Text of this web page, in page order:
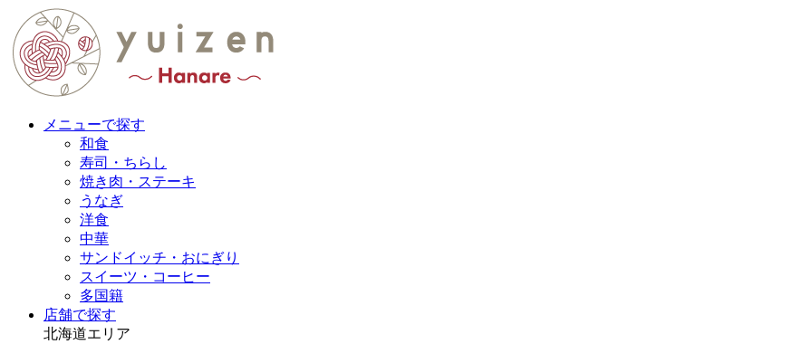
メニューで探す
和食
寿司・ちらし
焼き肉・ステーキ
うなぎ
洋食
中華
サンドイッチ・おにぎり
スイーツ・コーヒー
多国籍
店舗で探す
北海道エリア